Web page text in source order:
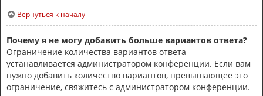
Вернуться к началу
Почему я не могу добавить больше вариантов ответа?
Ограничение количества вариантов ответа
устанавливается администратором конференции. Если вам
нужно добавить количество вариантов, превышающее это
ограничение, свяжитесь с администратором конференции.